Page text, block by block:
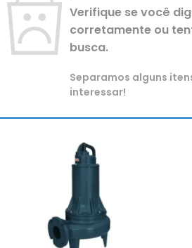
Verifique se você
corretamente ou
busca.
Separamos alguns
interessar!